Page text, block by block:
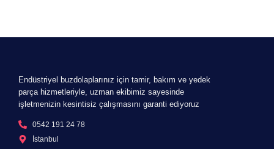
Endüstriyel buzdolaplarınız için tamir, bakım ve yedek
parça hizmetleriyle, uzman ekibimiz sayesinde
işletmenizin kesintisiz çalışmasını garanti ediyoruz
0542 191 24 78
İstanbul